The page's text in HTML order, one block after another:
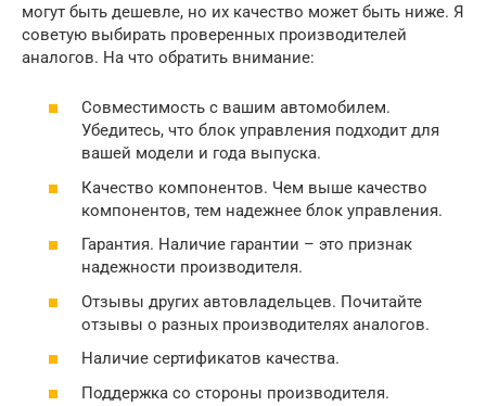
могут быть дешевле, но их качество может быть ниже. Я
советую выбирать проверенных производителей
аналогов. На что обратить внимание:
Совместимость с вашим автомобилем.
Убедитесь, что блок управления подходит для
вашей модели и года выпуска.
Качество компонентов. Чем выше качество
компонентов, тем надежнее блок управления.
Гарантия. Наличие гарантии – это признак
надежности производителя.
Отзывы других автовладельцев. Почитайте
отзывы о разных производителях аналогов.
Наличие сертификатов качества.
Поддержка со стороны производителя.